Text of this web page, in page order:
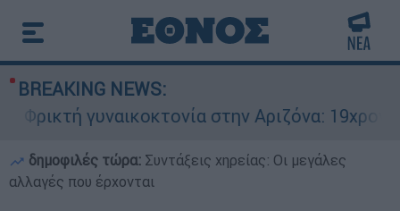
BREAKING NEWS:
γυναικοκτονία στην Αριζόνα: 19χρονη
δημοφιλές τώρα: Συντάξεις χηρείας: Οι μεγάλες
αλλαγές που έρχονται